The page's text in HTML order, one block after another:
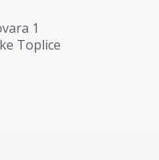
1
Toplice